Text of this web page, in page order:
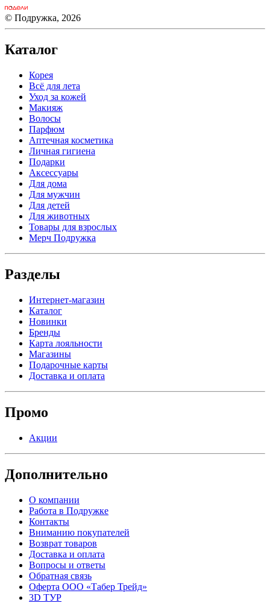
© Подружка, 2026
Каталог
Корея
Всё для лета
Уход за кожей
Макияж
Волосы
Парфюм
Аптечная косметика
Личная гигиена
Подарки
Аксессуары
Для дома
Для мужчин
Для детей
Для животных
Товары для взрослых
Мерч Подружка
Разделы
Интернет-магазин
Каталог
Новинки
Бренды
Карта лояльности
Магазины
Подарочные карты
Доставка и оплата
Промо
Акции
Дополнительно
О компании
Работа в Подружке
Контакты
Вниманию покупателей
Возврат товаров
Доставка и оплата
Вопросы и ответы
Обратная связь
Оферта ООО «Табер Трейд»
3D ТУР